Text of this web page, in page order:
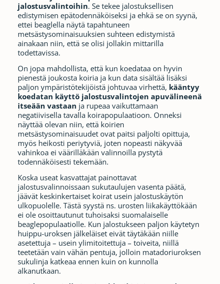
jalostusvalintoihin. Se tekee jalostuksellisen
edistymisen epätodennäköiseksi ja ehkä se on syynä,
ettei beaglella näytä tapahtuneen
metsästysominaisuuksien suhteen edistymistä
ainakaan niin, että se olisi jollakin mittarilla
todettavissa.
On jopa mahdollista, että kun koedataa on hyvin
pienestä joukosta koiria ja kun data sisältää lisäksi
paljon ympäristötekijöistä johtuvaa virhettä, kääntyy
koedatan käyttö jalostusvalintojen apuvälineenä
itseään vastaan ja rupeaa vaikuttamaan
negatiivisella tavalla koirapopulaatioon. Onneksi
näyttää olevan niin, että koirien
metsästysominaisuudet ovat paitsi paljolti opittuja,
myös heikosti periytyviä, joten nopeasti näkyvää
vahinkoa ei väärilläkään valinnoilla pystytä
todennäköisesti tekemään.
Koska useat kasvattajat painottavat
jalostusvalinnoissaan sukutaulujen vasenta päätä,
jäävät keskinkertaiset koirat usein jalostuskäytön
ulkopuolelle. Tästä syystä ns. urosten liikakäyttökään
ei ole osoittautunut tuhoisaksi suomalaiselle
beaglepopulaatiolle. Kun jalostukseen paljon käytetyn
huippu-uroksen jälkeläiset eivät täytäkään niille
asetettuja – usein ylimitoitettuja – toiveita, niillä
teetetään vain vähän pentuja, jolloin matadoriuroksen
sukulinja katkeaa ennen kuin on kunnolla
alkanutkaan.